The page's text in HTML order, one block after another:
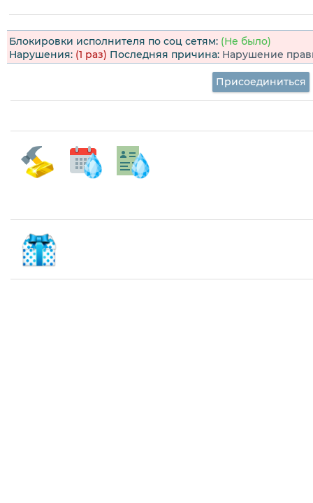
Блокировки исполнителя по соц сетям: (Не было)
Нарушения: (1 раз) Последняя причина: Нарушение
Присоединиться